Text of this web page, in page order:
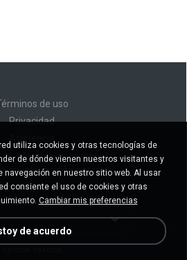
de uso
Privacidad
información personal
mi información personal
utiliza cookies y otras tecnologías de
de dónde vienen nuestros visitantes y
navegación en nuestro sitio web. Al usar
consiente el uso de cookies y otras
Cambiar mis preferencias
de acuerdo